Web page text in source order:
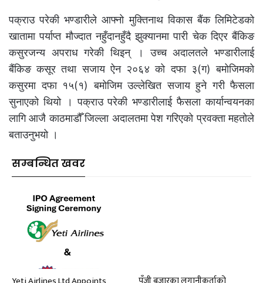
पक्राउ परेकी भण्डारीले आफ्नो मुक्तिनाथ विकास बैंक लिमिटेडको
खातामा पर्याप्त मौज्दात नहुँदानहुँदै झुक्यानमा पारी चेक दिएर बैंकिङ
कसुरजन्य अपराध गरेकी थिइन् । उच्च अदालतले भण्डारीलाई
बैंकिङ कसूर तथा सजाय ऐन २०६४ को दफा ३(ग) बमोजिमको
कसुरमा दफा १५(१) बमोजिम उल्लेखित सजाय हुने गरी फैसला
सुनाएको थियो । पक्राउ परेकी भण्डारीलाई फैसला कार्यान्वयनका
लागि आजै काठमाडौँ जिल्ला अदालतमा पेश गरिएको प्रवक्ता महतोले
बताउनुभयो ।
सम्बन्धित खवर